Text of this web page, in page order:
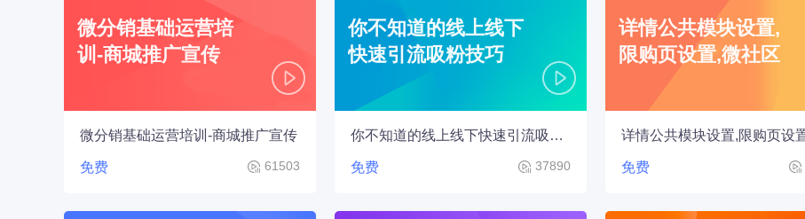
微分销基础运营培
训-商城推广宣传
微分销基础运营培训-商城推广宣传
免费 61503
你不知道的线上线下
快速引流吸粉技巧
你不知道的线上线下快速引流吸粉技巧
免费 37890
详情公共模块设置,
限购页设置,微社区
免费